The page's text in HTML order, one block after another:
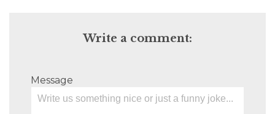
Write a comment:
Message